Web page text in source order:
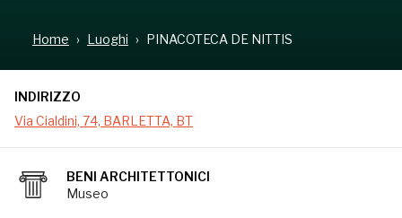
Home Luoghi PINACOTECA DE NITTIS
INDIRIZZO
Via Cialdini, 74, BARLETTA, BT
BENI ARCHITETTONICI
Museo
sale di Palazzo della Marra di Barletta, città natale
del pittore. Al suo interno custodisce la collezione
più ricca e prestigiosa di opere del celebre artista
che ha fortemente caratterizzato la pittura dell’800